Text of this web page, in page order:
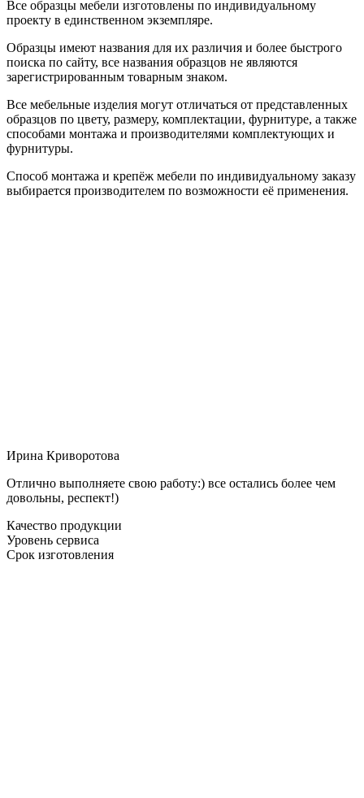
Все образцы мебели изготовлены по индивидуальному
проекту в единственном экземпляре.
Образцы имеют названия для их различия и более быстрого
поиска по сайту, все названия образцов не являются
зарегистрированным товарным знаком.
Все мебельные изделия могут отличаться от представленных
образцов по цвету, размеру, комплектации, фурнитуре, а также
способами монтажа и производителями комплектующих и
фурнитуры.
Способ монтажа и крепёж мебели по индивидуальному заказу
выбирается производителем по возможности её применения.
Ирина Криворотова
Отлично выполняете свою работу:) все остались более чем
довольны, респект!)
Качество продукции
Уровень сервиса
Срок изготовления